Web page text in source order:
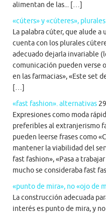
alimentan de las... […]
«cúters» y «cúteres»,
La palabra cúter, que alude
cuenta con los plurales
adecuado dejarla invariable
comunicación pueden verse
en las farmacias», «Este set
[…]
«fast fashion». alternativas
Expresiones como moda
preferibles al extranjerismo
pueden leerse frases como
mantener la viabilidad del
fast fashion», «Pasa a
mucho se consideraba fast
«punto de mira», no «ojo de
La construcción adecuada
interés es punto de mira, y